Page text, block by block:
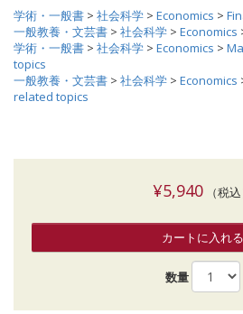
学術・一般書 > 社会科学 > Economics >
一般教養・文芸書 > 社会科学 > Economics
学術・一般書 > 社会科学 > Economics >
topics
一般教養・文芸書 > 社会科学 > Economics
related topics
¥5,940（税込
カートに入れる
数量